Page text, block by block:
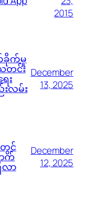
2015
ခိုက်မှု
တင်း
း
းလမ်း
December
13, 2025
တွင်
က်
ာ
December
12, 2025